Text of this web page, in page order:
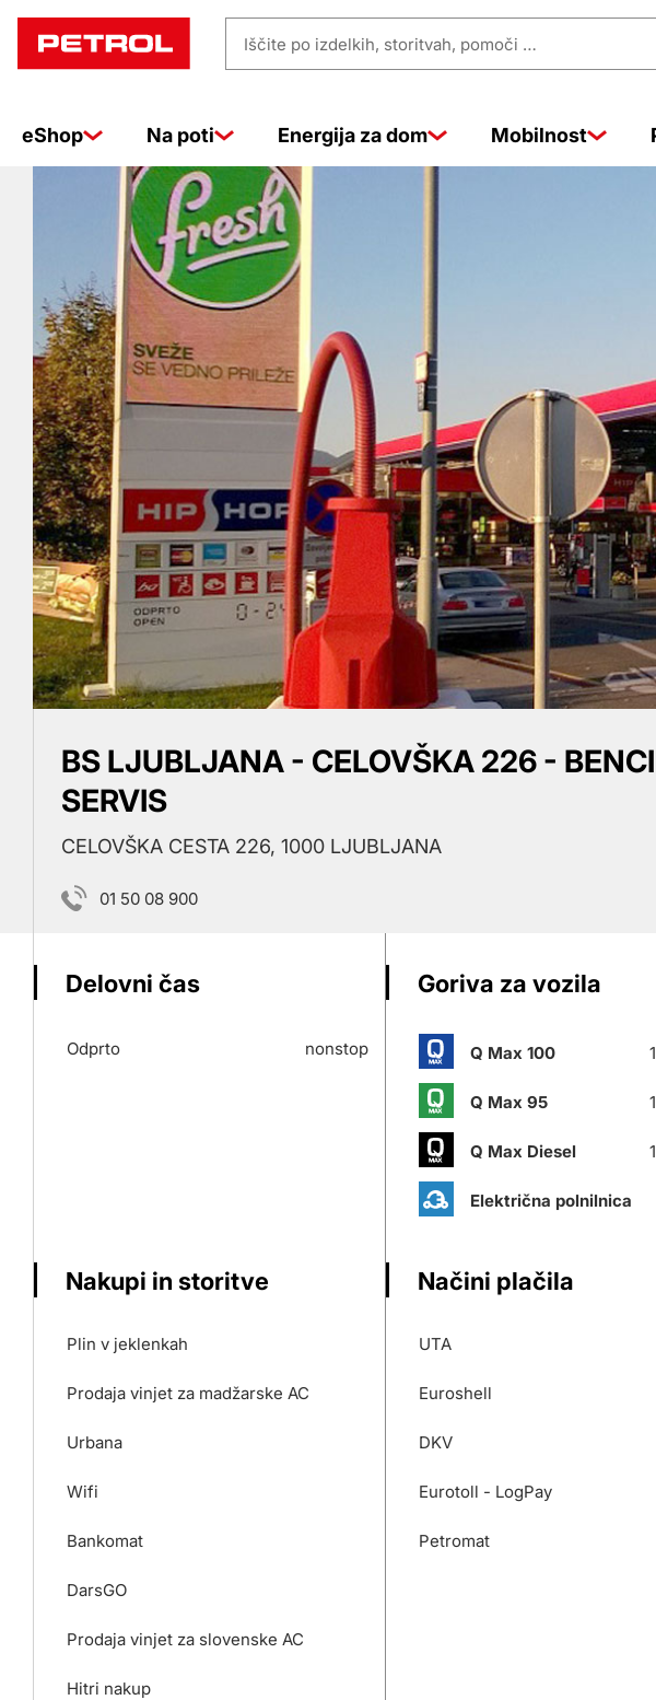
Prodajna
mesta
Iščite
storitvah,
eShop Na poti Energija za dom Mobilnost
BS LJUBLJANA - CELOVŠKA 226 -
SERVIS
CELOVŠKA CESTA 226, 1000 LJUBLJANA
01 50 08 900
Delovni čas
Odprto nonstop
Goriva za vozila
Q Max 100
Q Max 95
Q Max Diesel
Električna polnilnica
Nakupi in storitve
Plin v jeklenkah
Prodaja vinjet za madžarske AC
Urbana
Wifi
Bankomat
DarsGO
Prodaja vinjet za slovenske AC
Hitri nakup
Načini plačila
UTA
Euroshell
DKV
Eurotoll - LogPay
Petromat